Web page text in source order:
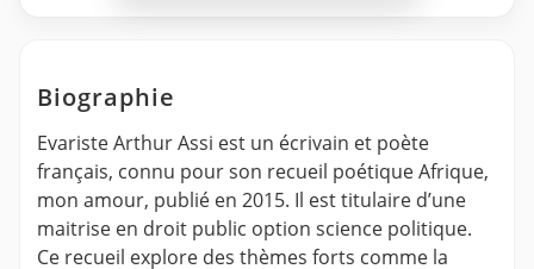
Biographie
Evariste Arthur Assi est un écrivain et poète
français, connu pour son recueil poétique Afrique,
mon amour, publié en 2015. Il est titulaire d’une
maitrise en droit public option science politique.
Ce recueil explore des thèmes forts comme la